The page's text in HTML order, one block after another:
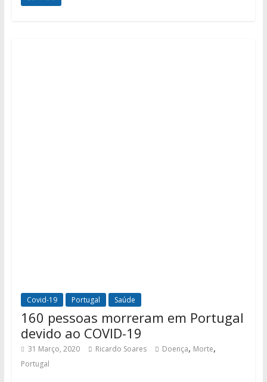
Covid-19 Portugal Saúde
160 pessoas morreram em Portugal
devido ao COVID-19
31 Março, 2020 Ricardo Soares Doença, Morte,
Portugal